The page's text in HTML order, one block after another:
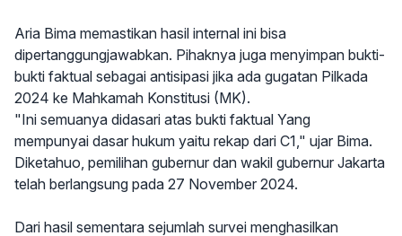
Aria Bima memastikan hasil internal ini bisa
dipertanggungjawabkan. Pihaknya juga menyimpan bukti-
bukti faktual sebagai antisipasi jika ada gugatan Pilkada
2024 ke Mahkamah Konstitusi (MK).
"Ini semuanya didasari atas bukti faktual Yang
mempunyai dasar hukum yaitu rekap dari C1," ujar Bima.
Diketahuo, pemilihan gubernur dan wakil gubernur Jakarta
telah berlangsung pada 27 November 2024.
Dari hasil sementara sejumlah survei menghasilkan